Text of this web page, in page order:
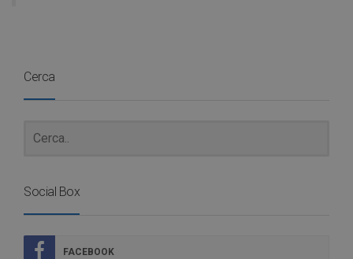
Cerca
Social Box
FACEBOOK